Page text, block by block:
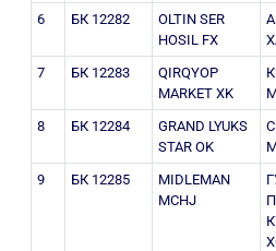
6 БК 12282
OLTIN SER
HOSIL FX
7 БК 12283
QIRQYOP
MARKET XK
8 БК 12284
GRAND LYUKS
STAR OK
9 БК 12285
MIDLEMAN
MCHJ